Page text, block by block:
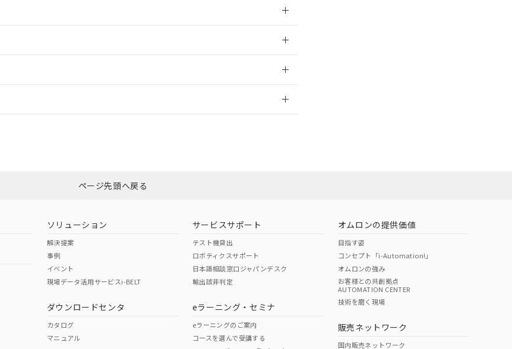
ダウンロードはこちら
O O
（日本
（アメリカ
この製品の規格認証/適合状況ページへ
その他の認証はこちらのページからご検索ください
ページ先頭へ戻る
ソリューション
解決提案
事例
イベント
現場データ活用サービスi-BELT
ダウンロードセンタ
カタログ
マニュアル
サービスサポート
テスト機貸出
ロボティクスサポート
日本語相談窓口ジャパンデスク
輸出該非判定
eラーニング・セミナ
eラーニングのご案内
コースを選んで受講する
オムロンの提供価値
目指す姿
コンセプト「i-Automation!」
オムロンの強み
お客様との共創拠点
AUTOMATION CENTER
技術を磨く現場
販売ネットワーク
国内販売ネットワーク